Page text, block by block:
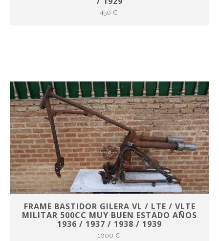
450 €
FRAME BASTIDOR GILERA VL / LTE / VLTE
MILITAR 500CC MUY BUEN ESTADO AÑOS
1936 / 1937 / 1938 / 1939
1000 €